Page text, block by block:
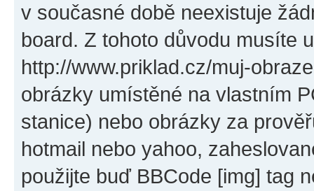
v současné době neexistuje
board. Z tohoto důvodu musíte
http://www.priklad.cz/muj-
obrázky umístěné na vlastním
stanice) nebo obrázky za
hotmail nebo yahoo,
použijte buď BBCode [img] tag